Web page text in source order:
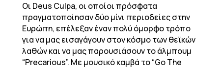
Οι Deus Culpa, οι οποίοι πρόσφατα
πραγματοποίησαν δύο μίνι περιοδείες στην
Ευρώπη, επέλεξαν έναν πολύ όμορφο τρόπο
για να μας εισαγάγουν στον κόσμο των θεϊκών
λαθών και να μας παρουσιάσουν το άλμπουμ
“Precarious”. Με μουσικό καμβά το “Go The